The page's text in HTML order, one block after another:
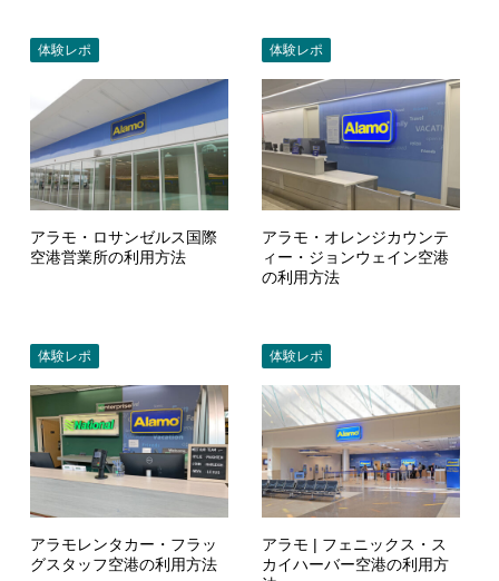
体験レポ
アラモ・ロサンゼルス国際
空港営業所の利用方法
体験レポ
アラモ・オレンジカウンテ
ィー・ジョンウェイン空港
の利用方法
体験レポ
アラモレンタカー・フラッ
グスタッフ空港の利用方法
体験レポ
アラモ | フェニックス・ス
カイハーバー空港の利用方